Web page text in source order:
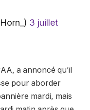
3 juillet
a annoncé qu’il
pour aborder
mardi, mais